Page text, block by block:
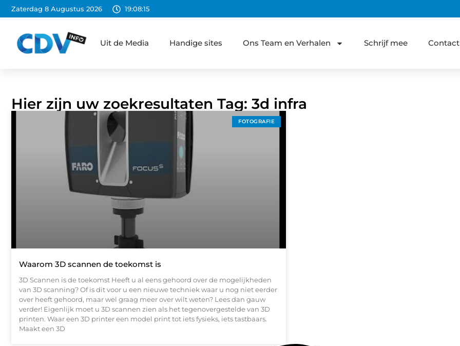
Zaterdag 8 Augustus 2026 19:08:16
Uit de Media Handige sites Ons Team en Verhalen Schrijf mee Contact
Hier zijn uw zoekresultaten Tag: 3d infra
FOTOGRAFIE
Waarom 3D scannen de toekomst is
3D Scannen is de toekomst Heeft u al eens gehoord over de mogelijkheden
van 3D scanning? Of is dit voor u een nieuwe techniek waar u nog niet eerder
over heeft gehoord, maar wel graag meer over wilt weten? Lees dan gauw
verder! Eigenlijk moet u 3D scannen zien als het tegenovergestelde van 3D
printen. Waar een 3D printer een model print tot iets fysieks, iets tastbaars.
Maakt een 3D